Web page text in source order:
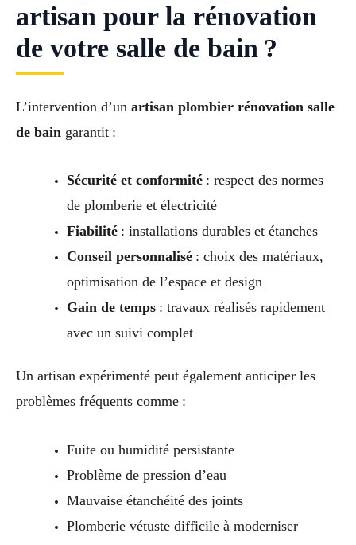
artisan pour la rénovation
de votre salle de bain ?
L’intervention d’un artisan plombier rénovation salle
de bain garantit :
Sécurité et conformité: respect des normes
de plomberie et électricité
Fiabilité: installations durables et étanches
Conseil personnalisé: choix des matériaux,
optimisation de l’espace et design
Gain de temps: travaux réalisés rapidement
avec un suivi complet
Un artisan expérimenté peut également anticiper les
problèmes fréquents comme :
Fuite ou humidité persistante
Problème de pression d’eau
Mauvaise étanchéité des joints
Plomberie vétuste difficile à moderniser